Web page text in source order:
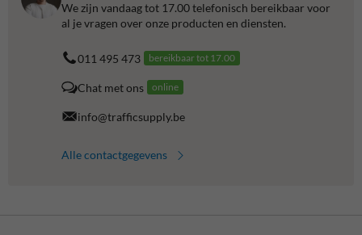
We zijn vandaag tot 17.00 telefonisch bereikbaar voor
al je vragen over onze producten en diensten.
011 495 473 bereikbaar tot 17.00
Chat met ons online
info@trafficsupply.be
Alle contactgegevens